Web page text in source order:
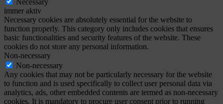
immer aktiv
Necessary cookies are absolutely essential for the website to
function properly. This category only includes cookies that ensures
basic functionalities and security features of the website. These
cookies do not store any personal information.
Non-necessary
Non-necessary
Any cookies that may not be particularly necessary for the website
to function and is used specifically to collect user personal data via
analytics, ads, other embedded contents are termed as non-necessary
cookies. It is mandatory to procure user consent prior to running